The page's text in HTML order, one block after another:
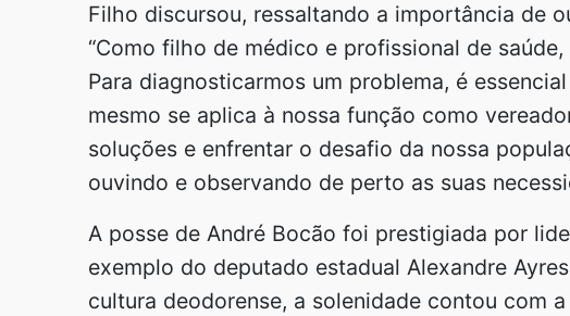
Filho discursou, ressaltando a importância de
“Como filho de médico e profissional de
Para diagnosticarmos um problema, é
mesmo se aplica à nossa função como
soluções e enfrentar o desafio da nossa
ouvindo e observando de perto as suas
A posse de André Bocão foi prestigiada por
exemplo do deputado estadual Alexandre
cultura deodorense, a solenidade contou com